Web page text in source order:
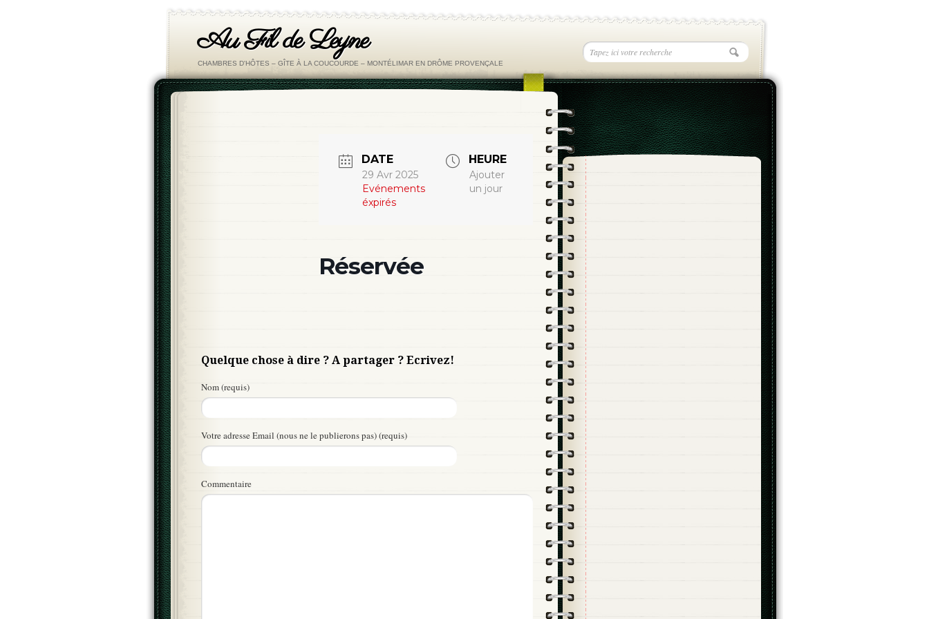
Au Fil de Leyne
CHAMBRES D'HÔTES – GÎTE À LA COUCOURDE – MONTÉLIMAR EN DRÔME PROVENÇALE
DATE
29 Avr 2025
Evénements
éxpirés
HEURE
Ajouter
un jour
Réservée
Quelque chose à dire ? A partager ? Ecrivez!
Nom (requis)
Votre adresse Email (nous ne le publierons pas) (requis)
Commentaire